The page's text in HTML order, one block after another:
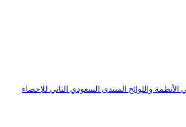
الأنظمة واللوائح المنتدى السعودي الثاني للإحصاء